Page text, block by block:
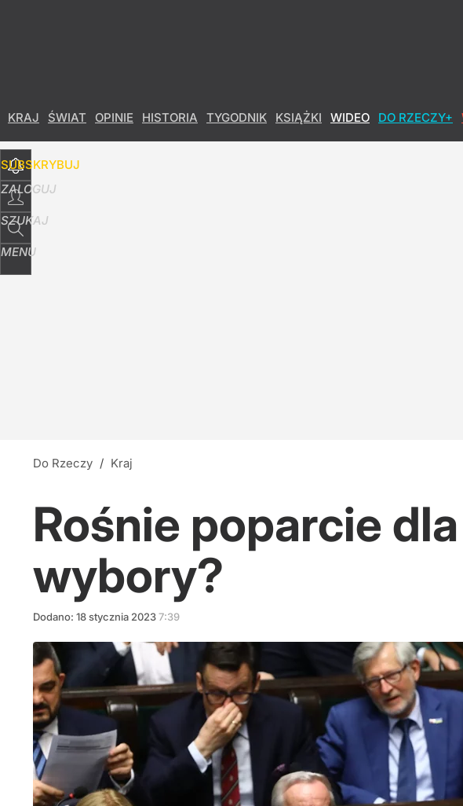
KRAJ ŚWIAT OPINIE HISTORIA TYGODNIK KSIĄŻKI WIDEO DO RZECZY+
SUBSKRYBUJ
ZALOGUJ
SZUKAJ
MENU
Do Rzeczy / Kraj
Rośnie poparcie
wybory?
Dodano: 18stycznia 20237:39